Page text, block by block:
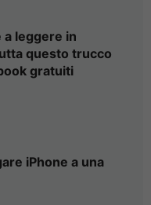
a leggere in
questo trucco
gratuiti
iPhone a una